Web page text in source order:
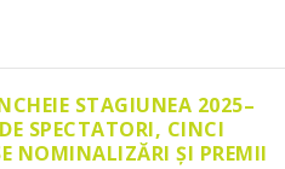
STAGIUNEA 2025–
SPECTATORI, CINCI
NOMINALIZĂRI ȘI PREMII